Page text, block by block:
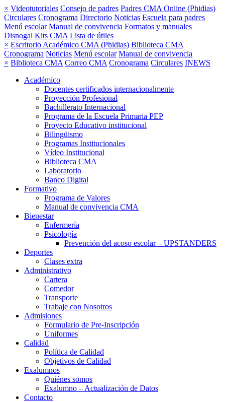
× Videotutoriales Consejo de padres Padres CMA Online (Phidias)
Circulares Cronograma Directorio Noticias Escuela para padres
Menú escolar Manual de convivencia Formatos y manuales
Disnogal Kits CMA Lista de útiles
× Escritorio Académico CMA (Phidias) Biblioteca CMA
Cronograma Noticias Menú escolar Manual de convivencia
× Biblioteca CMA Correo CMA Cronograma Circulares INEWS
Académico
Docentes certificados internacionalmente
Proyección Profesional
Bachillerato Internacional
Programa de la Escuela Primaria PEP
Proyecto Educativo institucional
Bilingüismo
Programas Institucionales
Vídeo Institucional
Biblioteca CMA
Laboratorio
Banco Digital
Formativo
Programa de Valores
Manual de convivencia CMA
Bienestar
Enfermería
Psicología
Prevención del acoso escolar – UPSTANDERS
Deportes
Clases extra
Administrativo
Cartera
Comedor
Transporte
Trabaje con Nosotros
Admisiones
Formulario de Pre-Inscripción
Uniformes
Calidad
Política de Calidad
Objetivos de Calidad
Exalumnos
Quiénes somos
Exalumno – Actualización de Datos
Contacto